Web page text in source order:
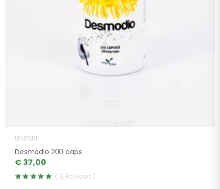
UNITARI
Desmodio 200 caps
€ 37,00
( 6 Reviews )